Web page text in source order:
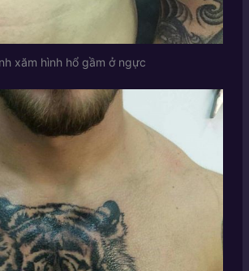
xăm hình hổ gầm ở ngực